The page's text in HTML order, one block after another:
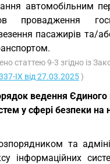
автомобільним
провадження
пасажирів та/
статтею 9-3 згідно із
IX від 27.03.2025)
ведення Єдиного
у сфері безпеки
та
інформаційних